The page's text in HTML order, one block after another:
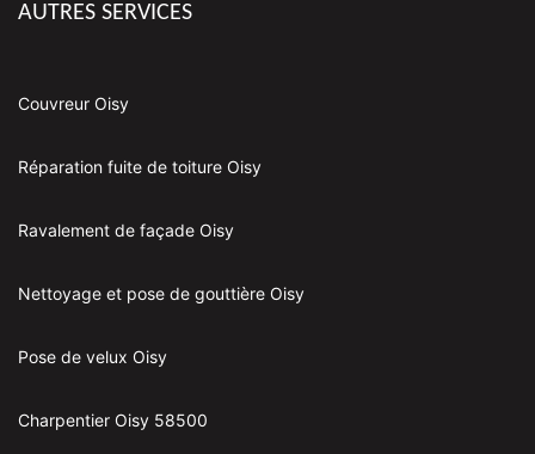
AUTRES SERVICES
Couvreur Oisy
Réparation fuite de toiture Oisy
Ravalement de façade Oisy
Nettoyage et pose de gouttière Oisy
Pose de velux Oisy
Charpentier Oisy 58500